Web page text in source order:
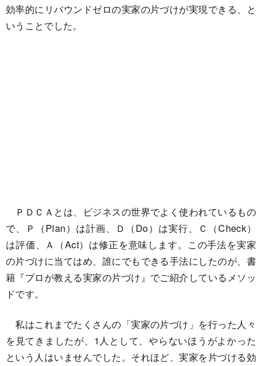
効率的にリバウンドゼロの実家の片づけが実現できる、と
いうことでした。
ＰＤＣＡとは、ビジネスの世界でよく使われているもの
で、Ｐ（Plan）は計画、Ｄ（Do）は実行、Ｃ（Check）
は評価、Ａ（Act）は修正を意味します。この手法を実家
の片づけに当てはめ、誰にでもできる手法にしたのが、書
籍『プロが教える実家の片づけ』でご紹介しているメソッ
ドです。
私はこれまでたくさんの「実家の片づけ」を行った人々
を見てきましたが、1人として、やらないほうがよかった
という人はいませんでした。それほど、実家を片づける効